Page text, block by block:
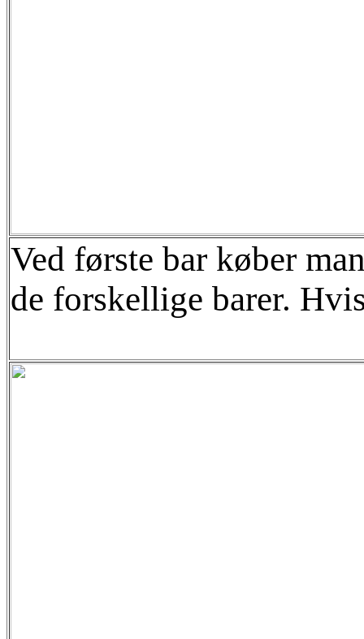
Ved første bar køber
de forskellige barer.